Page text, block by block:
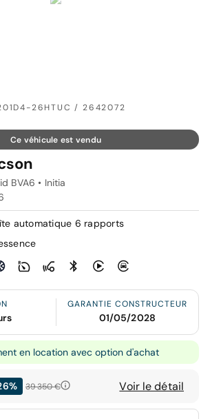
26HTUC / 2642072
Ce véhicule est vendu
BVA6 • Initia
automatique 6 rapports
GARANTIE CONSTRUCTEUR
01/05/2028
en location avec option d'achat
39 350 € Voir le détail